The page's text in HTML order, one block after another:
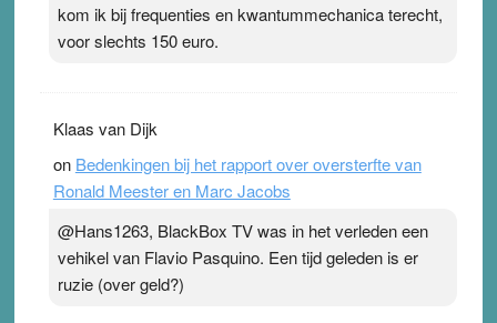
kom ik bij frequenties en kwantummechanica terecht,
voor slechts 150 euro.
Klaas van Dijk
on Bedenkingen bij het rapport over oversterfte van
Ronald Meester en Marc Jacobs
@Hans1263, BlackBox TV was in het verleden een
vehikel van Flavio Pasquino. Een tijd geleden is er
ruzie (over geld?)